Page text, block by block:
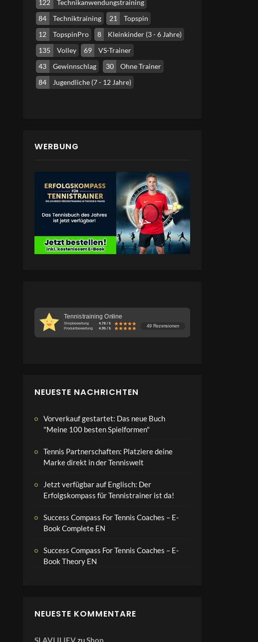
122
Technikanwendungstraining
84
Techniktraining 21
Topspin
12
TopspinPro 8
Kleinkinder (3 - 6 Jahre)
135
Volley 69
VS-Trainer
43
Gewinnschlag 30
Ohne Trainer
84
Jugendliche (7 - 12 Jahre)
WERBUNG
Tennistraining Online
Shopbewertung
4.78 / 5
Produktbewertung
4.95 / 5 49 Rezensionen
NEUESTE NACHRICHTEN
Vorverkauf gestartet: Das neue Buch
"Meine 100 besten Spielformen"
Tennis Partnerschaften: Platziere deine
Marke direkt in der Tenniswelt
Jetzt verfügbar auf Englisch: Der
Erfolgskompass für Tennistrainer ist da!
Success Compass For Tennis Coaches – E-
Book Complete EN
Success Compass For Tennis Coaches – E-
Book Theory EN
NEUESTE KOMMENTARE
SLAVI ILIEVzuShop